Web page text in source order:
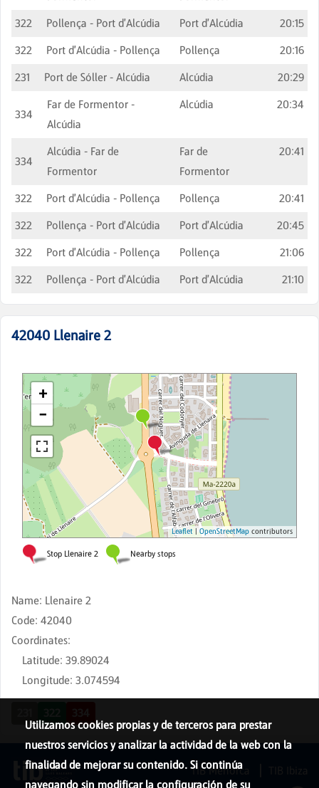
322 Pollença - Port d'Alcúdia Port d'Alcúdia
20:15
322
Port d'Alcúdia - Pollença Pollença
20:16
231
Port de Sóller - Alcúdia Alcúdia 20:29
334
Far de Formentor -
Alcúdia
Alcúdia 20:34
334
Alcúdia - Far de
Formentor
Far de
Formentor
20:41
322 Port d'Alcúdia - Pollença Pollença
20:41
322
Pollença - Port d'Alcúdia Port d'Alcúdia
20:45
322
Port d'Alcúdia - Pollença Pollença
21:06
322
Pollença - Port d'Alcúdia Port d'Alcúdia 21:10
42040 Llenaire 2
Name: Llenaire 2
Code: 42040
Coordinates:
Latitude: 39.89024
Longitude: 3.074594
Utilizamos cookies propias y de terceros para prestar
nuestros servicios y analizar la actividad de la web con la
finalidad de mejorar su contenido. Si continúa
navegando sin modificar la configuración de su
TIB Menorca